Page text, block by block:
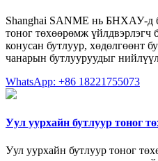
Shanghai SANME нь БНХАУ-д
тоног төхөөрөмж үйлдвэрлэгч
конусан бутлуур, хөдөлгөөнт
чанарын бутлууруудыг
WhatsApp: +86 18221755073
Уул уурхайн бутлуур тоног
Уул уурхайн бутлуур тоног